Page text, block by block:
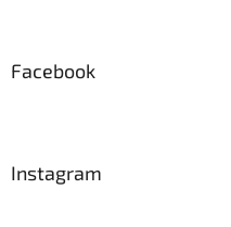
Facebook
Instagram